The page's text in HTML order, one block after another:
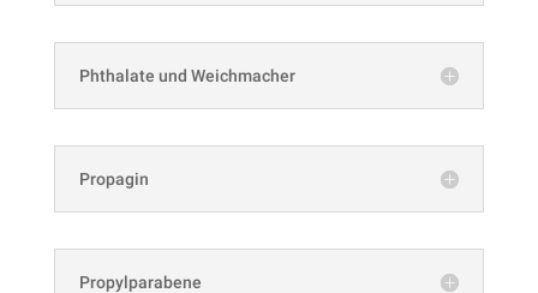
Phthalate und Weichmacher
Propagin
Propylparabene